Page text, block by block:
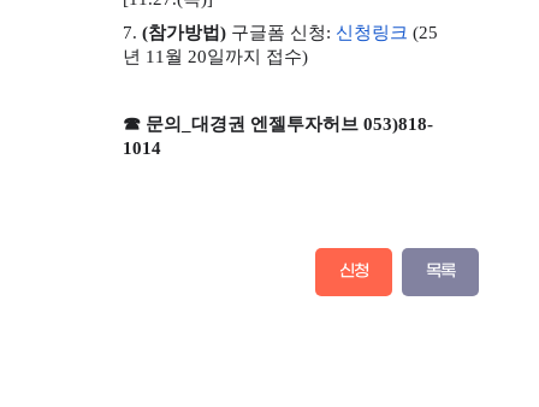
7. (참가방법) 구글폼 신청: 신청링크 (25
년 11월 20일까지 접수)
☎ 문의_대경권 엔젤투자허브 053)818-
1014